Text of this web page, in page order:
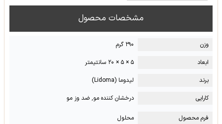
مشخصات محصول
وزن
۲۹۰ گرم
ابعاد
۵ × ۵ × ۲۰ سانتیمتر
برند
لیدوما (Lidoma)
کارایی
درخشان کننده مو, ضد وز مو
فرم محصول محلول